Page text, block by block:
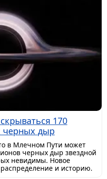
170
дыр
в Млечном Пути может
черных дыр звездной
невидимы. Новое
и историю.